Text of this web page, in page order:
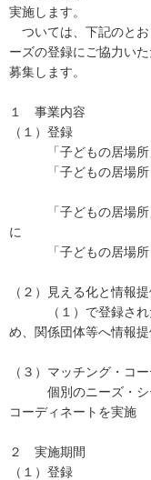
実施します。
ついては、下記のとお
ーズの登録にご協力い
募集します。
１ 事業内容
（１）登録
「子どもの居場所」
「子どもの居場所
「子どもの居場所」
に
「子どもの居場所
（２）見える化と情報
（１）で登録された
め、関係団体等へ情報
（３）マッチング・コ
個別のニーズ・シー
コーディネートを実施
２ 実施期間
（１）登録